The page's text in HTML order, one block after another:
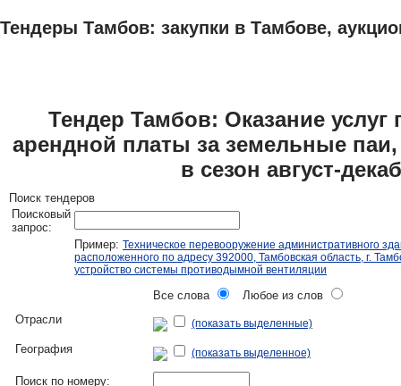
Тендеры Тамбов: закупки в Тамбове,
Тендер Тамбов: Оказание услуг
арендной платы за земельные
в сезон август-
Поиск тендеров
Поисковый
запрос:
Пример: Техническое перевооружение административного
расположенного по адресу 392000, Тамбовская область, г.
устройство системы противодымной вентиляции
Все слова
Любое из слов
Отрасли
(показать выделенные)
География (показать выделенное)
Поиск по номеру: